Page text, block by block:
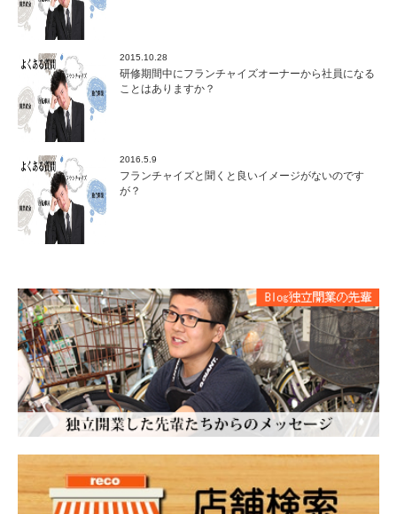
2015.10.28
研修期間中にフランチャイズオーナーから社員になる
ことはありますか？
2016.5.9
フランチャイズと聞くと良いイメージがないのです
が？